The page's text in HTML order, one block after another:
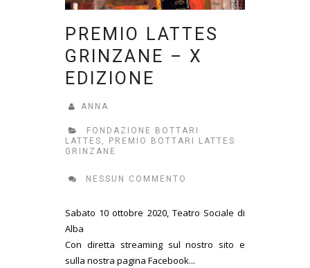
PREMIO LATTES
GRINZANE – X
EDIZIONE
ANNA
FONDAZIONE BOTTARI
LATTES ,
PREMIO BOTTARI LATTES
GRINZANE
NESSUN COMMENTO
Sabato 10 ottobre 2020, Teatro Sociale di
Alba
Con diretta streaming sul nostro sito e
sulla nostra pagina Facebook...